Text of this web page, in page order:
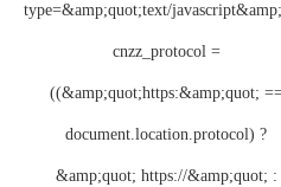
type=&amp;quot;text/
cnzz_protocol =
((&amp;quot;https:&amp;quot;
document.location.protocol) ?
&amp;quot; https://&amp;quot; :